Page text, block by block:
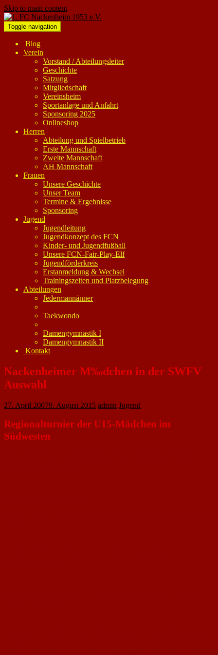
Skip to main content
Toggle navigation
Blog
Verein
Vorstand / Abteilungsleiter
Geschichte
Satzung
Mitgliedschaft
Vereinsheim
Sportanlage und Anfahrt
Sponsoring 2025
Onlineshop
Herren
Abteilung und Spielbetrieb
Erste Mannschaft
Zweite Mannschaft
AH Mannschaft
Frauen
Unsere Geschichte
Unser Team
Termine & Ergebnisse
Sponsoring
Jugend
Jugendleitung
Jugendkonzept des FCN
Kinder- und Jugendfußball
Unsere FCN-Fair-Play-Elf
Jugendförderkreis
Erstanmeldung & Wechsel
Trainingszeiten und Platzbelegung
Abteilungen
Jedermannänner
Taekwondo
Damengymnastik I
Damengymnastik II
Kontakt
Nackenheimer M‰dchen in der SWFV
Auswahl
27. April 20079. August 2015 admin Jugend
Regionalturnier der U15-Mädchen im
Südwesten